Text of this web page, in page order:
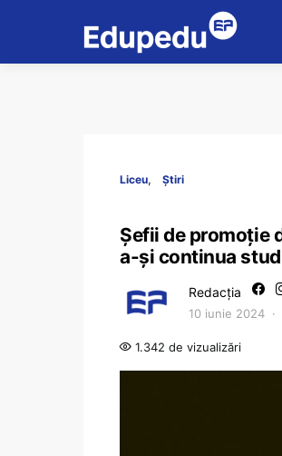
Liceu Știri
Șefii de promoție
a-și continua
Redacția
10 iunie 2024
1.342 de vizualizări